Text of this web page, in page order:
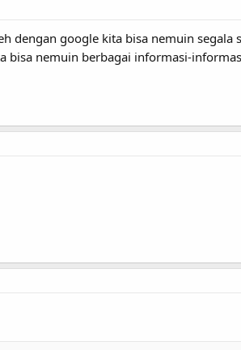
dengan google kita bisa nemuin segala
bisa nemuin berbagai informasi-